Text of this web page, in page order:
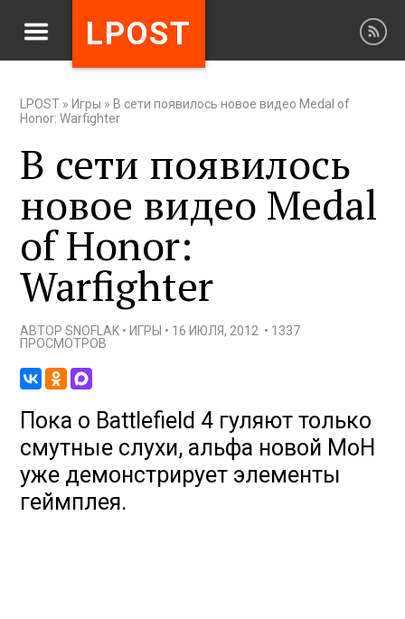
LPOST
LPOST » Игры » В сети появилось новое видео Medal of
Honor: Warfighter
В сети появилось
новое видео Medal
of Honor:
Warfighter
АВТОРSNOFLAK • ИГРЫ • 16 ИЮЛЯ, 2012 • 1337
ПРОСМОТРОВ
Пока о Battlefield 4 гуляют только
смутные слухи, альфа новой MoH
уже демонстрирует элементы
геймплея.